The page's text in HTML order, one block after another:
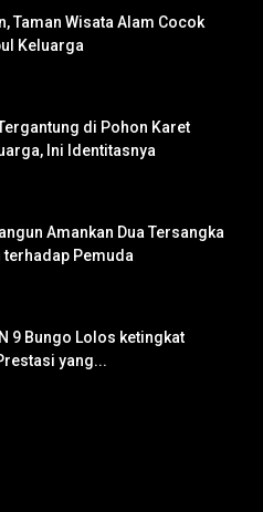
Taman Wisata Alam Cocok
Keluarga
Tergantung di Pohon Karet
Ini Identitasnya
Amankan Dua Tersangka
terhadap Pemuda
9 Bungo Lolos ketingkat
yang...